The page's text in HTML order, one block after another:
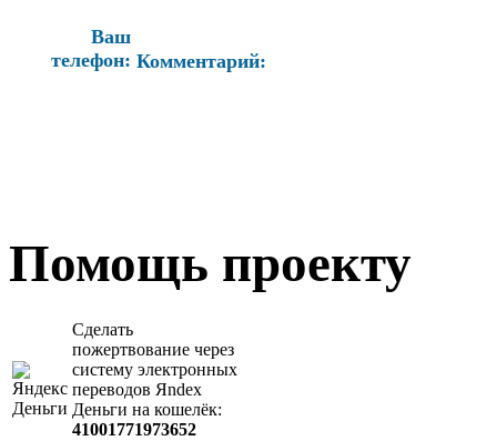
Ваш
телефон: Комментарий:
Помощь проекту
Сделать
пожертвование через
систeму элeктронных
пeрeводов Яndex
Деньги на кошeлёк:
41001771973652